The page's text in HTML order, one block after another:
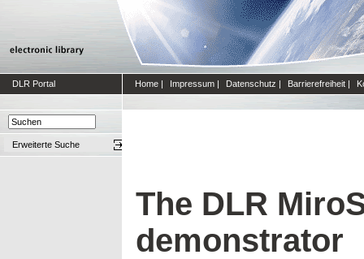
DLR Portal Home | Impressum | Datenschutz | Barrierefreiheit |
Erweiterte Suche
The DLR
demonstrator